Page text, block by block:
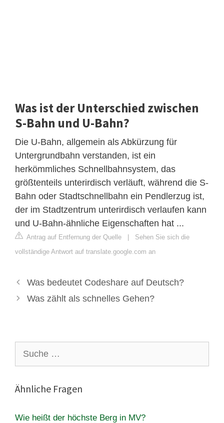
Was ist der Unterschied zwischen
S-Bahn und U-Bahn?
Die U-Bahn, allgemein als Abkürzung für
Untergrundbahn verstanden, ist ein
herkömmliches Schnellbahnsystem, das
größtenteils unterirdisch verläuft, während die S-
Bahn oder Stadtschnellbahn ein Pendlerzug ist,
der im Stadtzentrum unterirdisch verlaufen kann
und U-Bahn-ähnliche Eigenschaften hat ...
Antrag auf Entfernung der Quelle | Sehen Sie sich die
vollständige Antwort auf translate.google.com an
Was bedeutet Codeshare auf Deutsch?
Was zählt als schnelles Gehen?
nach:
Ähnliche Fragen
Wie heißt der höchste Berg in MV?